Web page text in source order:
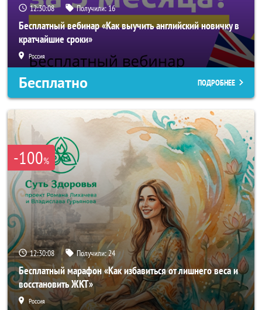
12:30:05 Получили:16
Бесплатный вебинар «Как выучить английский новичку в
кратчайшие сроки»
Россия
Бесплатно ПОДРОБНЕЕ
-100%
12:30:05 Получили:24
Бесплатный марафон «Как избавиться от лишнего веса и
восстановить ЖКТ»
Россия